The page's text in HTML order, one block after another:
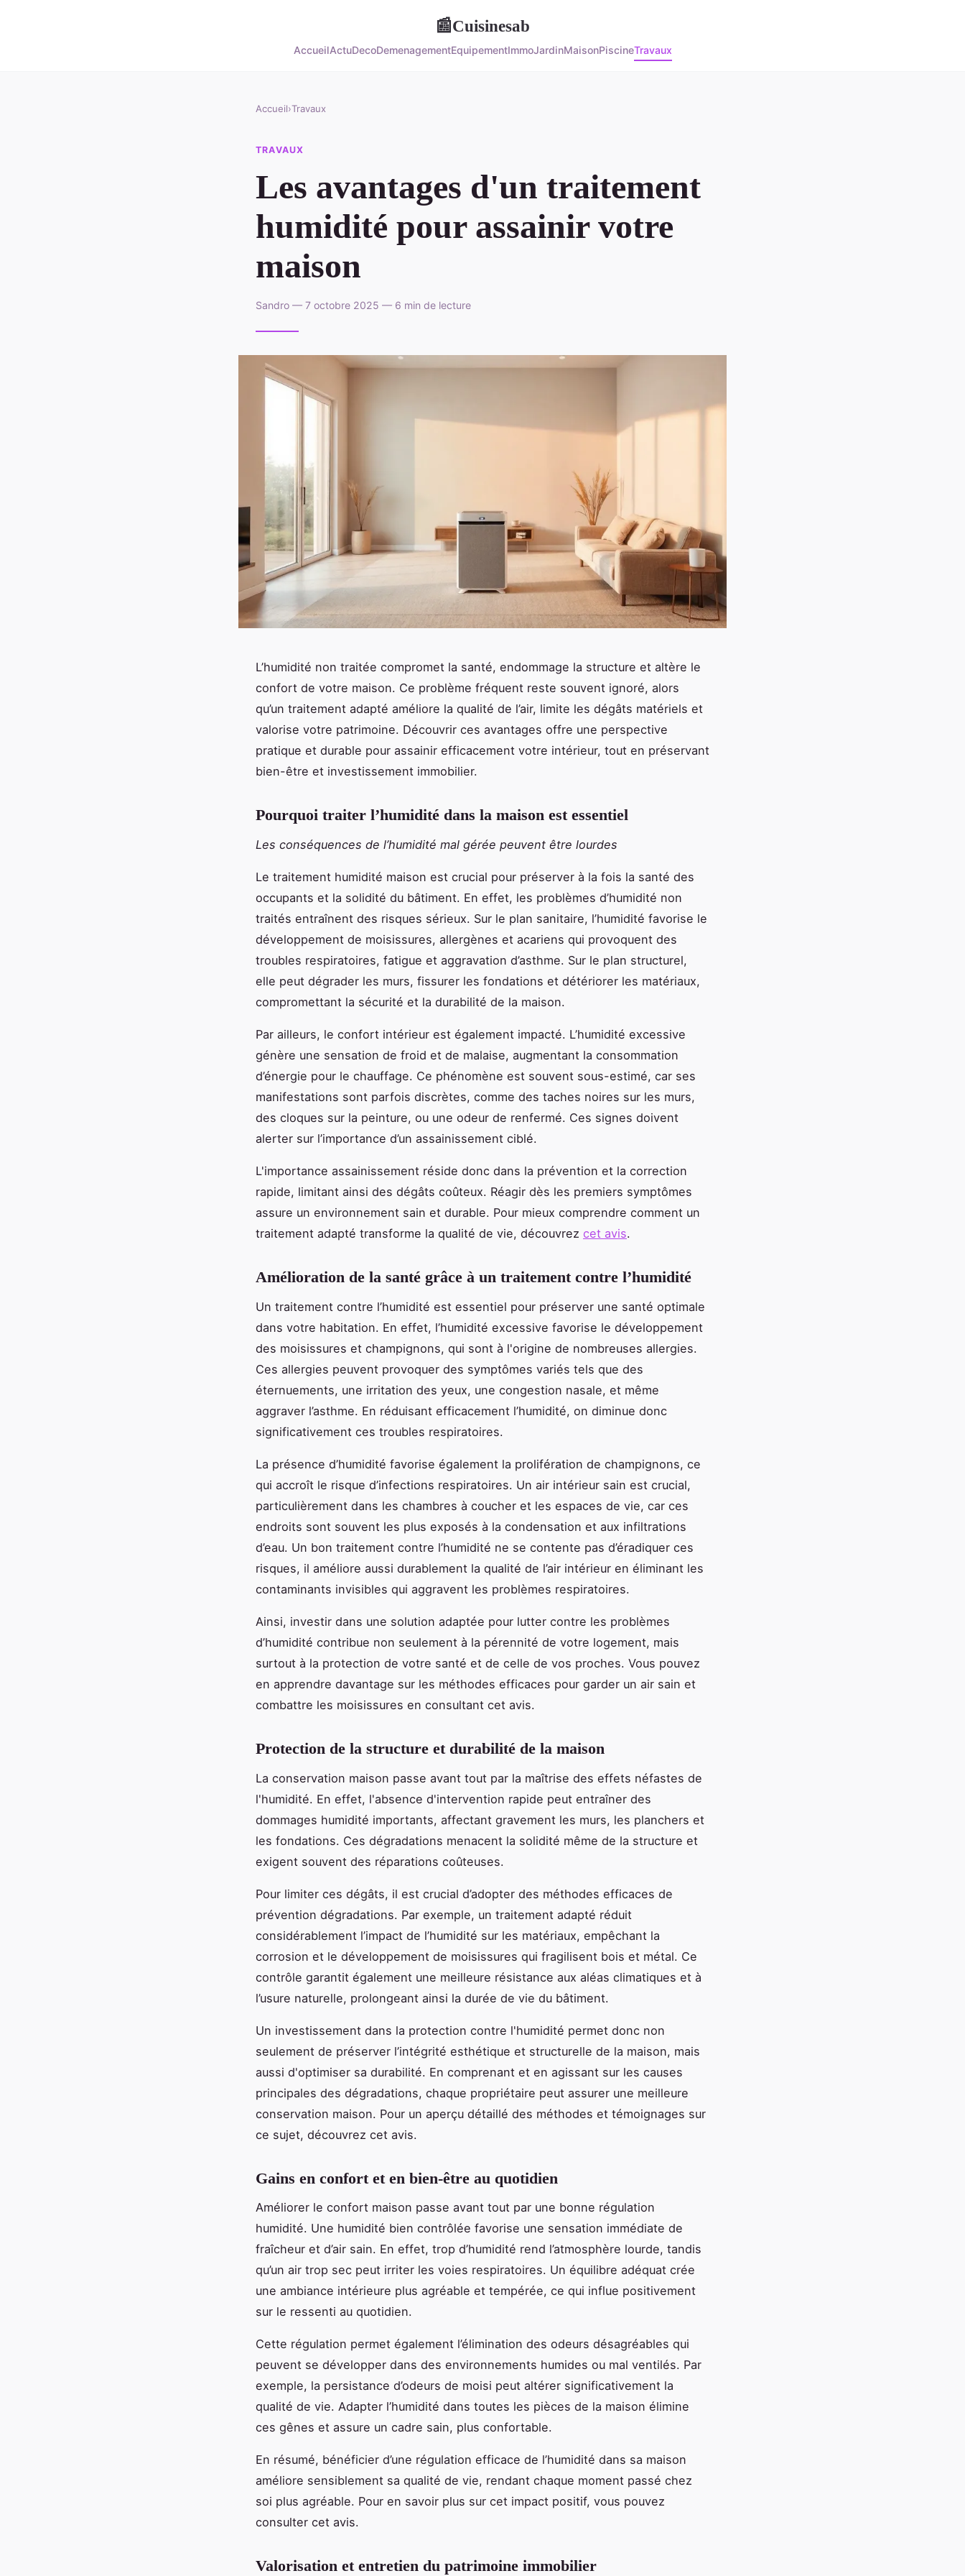
📰Cuisinesab
AccueilActuDecoDemenagementEquipementImmoJardinMaisonPiscineTravaux
Accueil›Travaux
TRAVAUX
Les avantages d'un traitement
humidité pour assainir votre
maison
Sandro — 7 octobre 2025 — 6 min de lecture
L’humidité non traitée compromet la santé, endommage la structure et altère le
confort de votre maison. Ce problème fréquent reste souvent ignoré, alors
qu’un traitement adapté améliore la qualité de l’air, limite les dégâts matériels et
valorise votre patrimoine. Découvrir ces avantages offre une perspective
pratique et durable pour assainir efficacement votre intérieur, tout en préservant
bien-être et investissement immobilier.
Pourquoi traiter l’humidité dans la maison est essentiel
Les conséquences de l’humidité mal gérée peuvent être lourdes
Le traitement humidité maison est crucial pour préserver à la fois la santé des
occupants et la solidité du bâtiment. En effet, les problèmes d’humidité non
traités entraînent des risques sérieux. Sur le plan sanitaire, l’humidité favorise le
développement de moisissures, allergènes et acariens qui provoquent des
troubles respiratoires, fatigue et aggravation d’asthme. Sur le plan structurel,
elle peut dégrader les murs, fissurer les fondations et détériorer les matériaux,
compromettant la sécurité et la durabilité de la maison.
Par ailleurs, le confort intérieur est également impacté. L’humidité excessive
génère une sensation de froid et de malaise, augmentant la consommation
d’énergie pour le chauffage. Ce phénomène est souvent sous-estimé, car ses
manifestations sont parfois discrètes, comme des taches noires sur les murs,
des cloques sur la peinture, ou une odeur de renfermé. Ces signes doivent
alerter sur l’importance d’un assainissement ciblé.
L'importance assainissement réside donc dans la prévention et la correction
rapide, limitant ainsi des dégâts coûteux. Réagir dès les premiers symptômes
assure un environnement sain et durable. Pour mieux comprendre comment un
traitement adapté transforme la qualité de vie, découvrez cet avis.
Amélioration de la santé grâce à un traitement contre l’humidité
Un traitement contre l’humidité est essentiel pour préserver une santé optimale
dans votre habitation. En effet, l’humidité excessive favorise le développement
des moisissures et champignons, qui sont à l'origine de nombreuses allergies.
Ces allergies peuvent provoquer des symptômes variés tels que des
éternuements, une irritation des yeux, une congestion nasale, et même
aggraver l’asthme. En réduisant efficacement l’humidité, on diminue donc
significativement ces troubles respiratoires.
La présence d’humidité favorise également la prolifération de champignons, ce
qui accroît le risque d’infections respiratoires. Un air intérieur sain est crucial,
particulièrement dans les chambres à coucher et les espaces de vie, car ces
endroits sont souvent les plus exposés à la condensation et aux infiltrations
d’eau. Un bon traitement contre l’humidité ne se contente pas d’éradiquer ces
risques, il améliore aussi durablement la qualité de l’air intérieur en éliminant les
contaminants invisibles qui aggravent les problèmes respiratoires.
Ainsi, investir dans une solution adaptée pour lutter contre les problèmes
d’humidité contribue non seulement à la pérennité de votre logement, mais
surtout à la protection de votre santé et de celle de vos proches. Vous pouvez
en apprendre davantage sur les méthodes efficaces pour garder un air sain et
combattre les moisissures en consultant cet avis.
Protection de la structure et durabilité de la maison
La conservation maison passe avant tout par la maîtrise des effets néfastes de
l'humidité. En effet, l'absence d'intervention rapide peut entraîner des
dommages humidité importants, affectant gravement les murs, les planchers et
les fondations. Ces dégradations menacent la solidité même de la structure et
exigent souvent des réparations coûteuses.
Pour limiter ces dégâts, il est crucial d’adopter des méthodes efficaces de
prévention dégradations. Par exemple, un traitement adapté réduit
considérablement l’impact de l’humidité sur les matériaux, empêchant la
corrosion et le développement de moisissures qui fragilisent bois et métal. Ce
contrôle garantit également une meilleure résistance aux aléas climatiques et à
l’usure naturelle, prolongeant ainsi la durée de vie du bâtiment.
Un investissement dans la protection contre l'humidité permet donc non
seulement de préserver l’intégrité esthétique et structurelle de la maison, mais
aussi d'optimiser sa durabilité. En comprenant et en agissant sur les causes
principales des dégradations, chaque propriétaire peut assurer une meilleure
conservation maison. Pour un aperçu détaillé des méthodes et témoignages sur
ce sujet, découvrez cet avis.
Gains en confort et en bien-être au quotidien
Améliorer le confort maison passe avant tout par une bonne régulation
humidité. Une humidité bien contrôlée favorise une sensation immédiate de
fraîcheur et d’air sain. En effet, trop d’humidité rend l’atmosphère lourde, tandis
qu’un air trop sec peut irriter les voies respiratoires. Un équilibre adéquat crée
une ambiance intérieure plus agréable et tempérée, ce qui influe positivement
sur le ressenti au quotidien.
Cette régulation permet également l’élimination des odeurs désagréables qui
peuvent se développer dans des environnements humides ou mal ventilés. Par
exemple, la persistance d’odeurs de moisi peut altérer significativement la
qualité de vie. Adapter l’humidité dans toutes les pièces de la maison élimine
ces gênes et assure un cadre sain, plus confortable.
En résumé, bénéficier d’une régulation efficace de l’humidité dans sa maison
améliore sensiblement sa qualité de vie, rendant chaque moment passé chez
soi plus agréable. Pour en savoir plus sur cet impact positif, vous pouvez
consulter cet avis.
Valorisation et entretien du patrimoine immobilier